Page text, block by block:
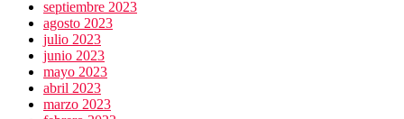
septiembre 2023
agosto 2023
julio 2023
junio 2023
mayo 2023
abril 2023
marzo 2023